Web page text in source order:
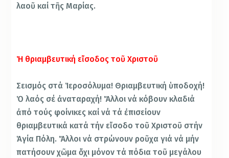
λαοῦ καί τῆς Μαρίας.
Ἡ θριαμβευτική εἴσοδος τοῦ Χριστοῦ
Σεισμός στά Ἱεροσόλυμα! Θριαμβευτική ὑποδοχή!
Ὁ λαός σέ ἀναταραχή! Ἄλλοι νά κόβουν κλαδιά
ἀπό τούς φοίνικες καί νά τά ἐπισείουν
θριαμβευτικά κατά τήν εἴσοδο τοῦ Χριστοῦ στήν
Ἁγία Πόλη. Ἄλλοι νά στρώνουν ροῦχα γιά νά μήν
πατήσουν χῶμα ὄχι μόνον τά πόδια τοῦ μεγάλου